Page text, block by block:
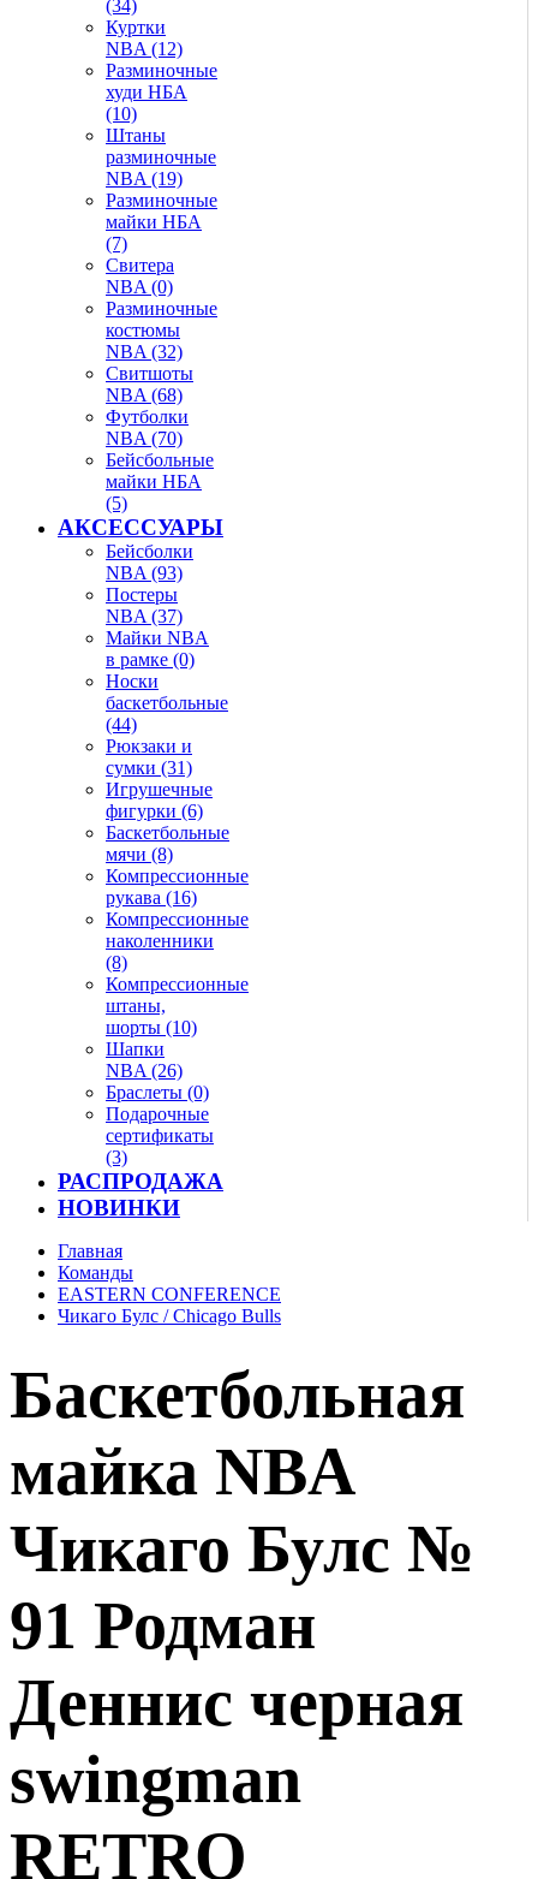
(34)
Куртки
NBA (12)
Разминочные
худи НБА
(10)
Штаны
разминочные
NBA (19)
Разминочные
майки НБА
(7)
Свитера
NBA (0)
Разминочные
костюмы
NBA (32)
Свитшоты
NBA (68)
Футболки
NBA (70)
Бейсбольные
майки НБА
(5)
АКСЕССУАРЫ
Бейсболки
NBA (93)
Постеры
NBA (37)
Майки NBA
в рамке (0)
Носки
баскетбольные
(44)
Рюкзаки и
сумки (31)
Игрушечные
фигурки (6)
Баскетбольные
мячи (8)
Компрессионные
рукава (16)
Компрессионные
наколенники
(8)
Компрессионные
штаны,
шорты (10)
Шапки
NBA (26)
Браслеты (0)
Подарочные
сертификаты
(3)
РАСПРОДАЖА
НОВИНКИ
Главная
Команды
EASTERN CONFERENCE
Чикаго Булс / Chicago Bulls
Баскетбольная
майка NBA
Чикаго Булс №
91 Родман
Деннис черная
swingman
RETRO